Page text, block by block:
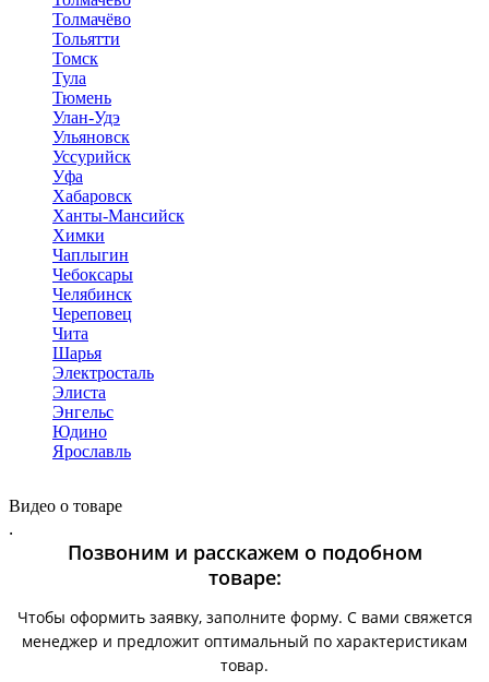
Толмачёво
Тольятти
Томск
Тула
Тюмень
Улан-Удэ
Ульяновск
Уссурийск
Уфа
Хабаровск
Ханты-Мансийск
Химки
Чаплыгин
Чебоксары
Челябинск
Череповец
Чита
Шарья
Электросталь
Элиста
Энгельс
Юдино
Ярославль
Видео о товаре
.
Позвоним и расскажем о подобном
товаре:
Чтобы оформить заявку, заполните форму. С вами свяжется
менеджер и предложит оптимальный по характеристикам
товар.